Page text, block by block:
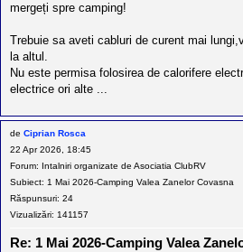
mergeți spre camping!
Trebuie sa aveti cabluri de curent mai
la altul.
Nu este permisa folosirea de calorifere
electrice ori alte ...
de Ciprian Rosca
22 Apr 2026, 18:45
Forum:
Intalniri organizate de Asociatia ClubRV
Subiect: 1 Mai 2026-Camping Valea Zanelor Covasna
Răspunsuri: 24
Vizualizări: 141157
Re: 1 Mai 2026-Camping Valea